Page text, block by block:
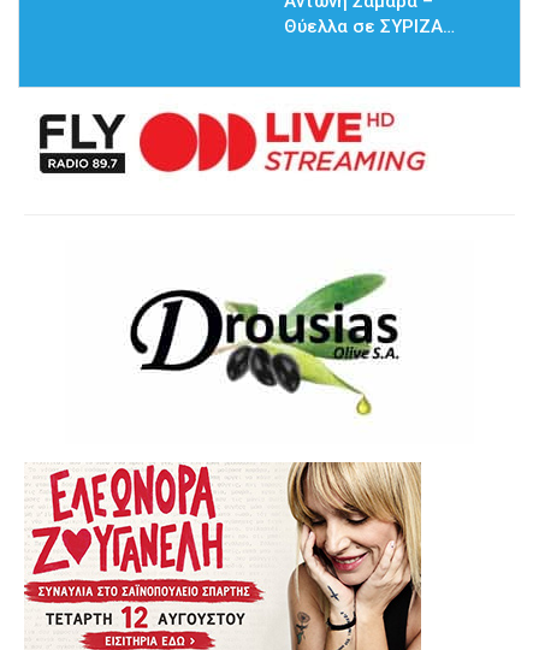
Θύελλα σε ΣΥΡΙΖΑ…